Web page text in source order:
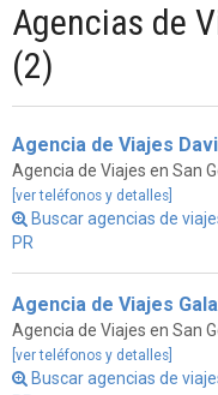
Agencias de
(2)
Agencia de Viajes
Agencia de Viajes en San
[ver teléfonos y detalles]
Buscar agencias de
PR
Agencia de Viajes
Agencia de Viajes en San
[ver teléfonos y detalles]
Buscar agencias de